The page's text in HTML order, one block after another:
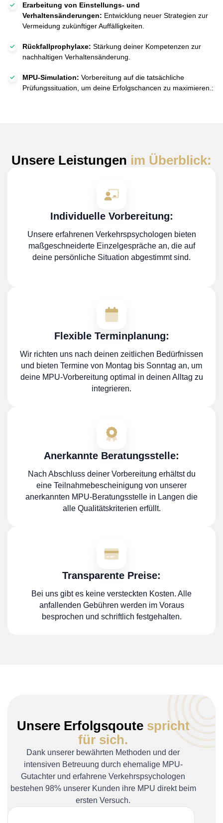
Erarbeitung von Einstellungs- und
Verhaltensänderungen: Entwicklung neuer Strategien zur
Vermeidung zukünftiger Auffälligkeiten.
Rückfallprophylaxe: Stärkung deiner Kompetenzen zur
nachhaltigen Verhaltensänderung.
MPU-Simulation: Vorbereitung auf die tatsächliche
Prüfungssituation, um deine Erfolgschancen zu maximieren.:
Unsere Leistungen im Überblick:
Individuelle Vorbereitung:
Unsere erfahrenen Verkehrspsychologen bieten
maßgeschneiderte Einzelgespräche an, die auf
deine persönliche Situation abgestimmt sind.
Flexible Terminplanung:
Wir richten uns nach deinen zeitlichen Bedürfnissen
und bieten Termine von Montag bis Sonntag an, um
deine MPU-Vorbereitung optimal in deinen Alltag zu
integrieren.
Anerkannte Beratungsstelle:
Nach Abschluss deiner Vorbereitung erhältst du
eine Teilnahmebescheinigung von unserer
anerkannten MPU-Beratungsstelle in Langen die
alle Qualitätskriterien erfüllt.
Transparente Preise:
Bei uns gibt es keine versteckten Kosten. Alle
anfallenden Gebühren werden im Voraus
besprochen und schriftlich festgehalten.
Unsere Erfolgsqoutespricht
für sich.
Dank unserer bewährten Methoden und der
intensiven Betreuung durch ehemalige MPU-
Gutachter und erfahrene Verkehrspsychologen
bestehen 98% unserer Kunden ihre MPU direkt beim
ersten Versuch.